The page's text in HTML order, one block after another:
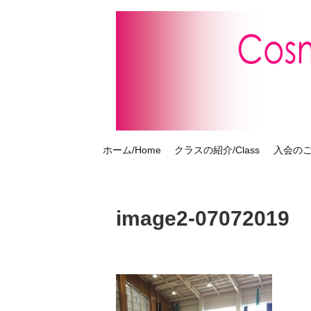
ホーム/Home クラスの紹介/Class 入会の
image2-07072019